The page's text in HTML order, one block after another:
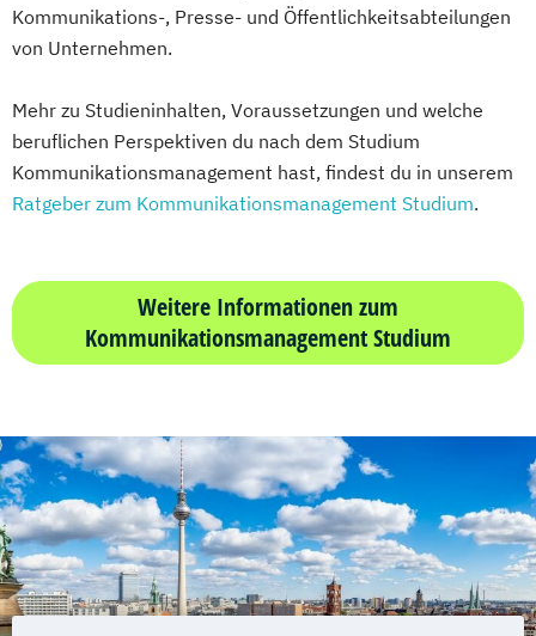
Kommunikations-, Presse- und Öffentlichkeitsabteilungen
von Unternehmen.
Mehr zu Studieninhalten, Voraussetzungen und welche
beruflichen Perspektiven du nach dem Studium
Kommunikationsmanagement hast, findest du in unserem
Ratgeber zum Kommunikationsmanagement Studium.
Weitere Informationen zum
Kommunikationsmanagement Studium